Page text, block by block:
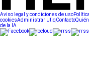
Aviso legal y condiciones de uso
cookiesAdministrar UtiqContacto
de la IA